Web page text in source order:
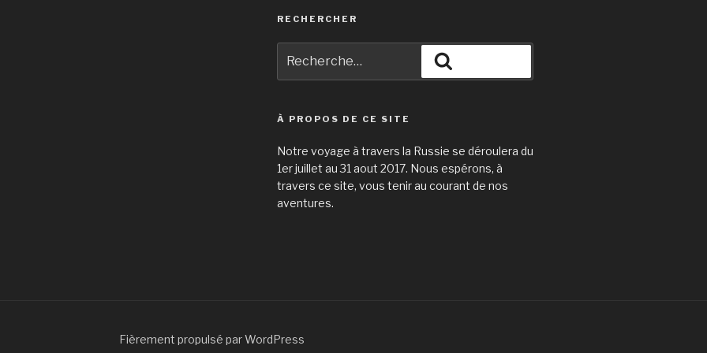
RECHERCHER
pour
:
À PROPOS DE CE SITE
Notre voyage à travers la Russie se déroulera du
1er juillet au 31 aout 2017. Nous espérons, à
travers ce site, vous tenir au courant de nos
aventures.
Fièrement propulsé par WordPress